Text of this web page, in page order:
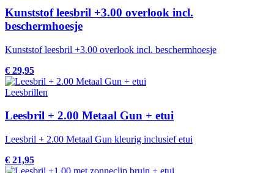
Kunststof leesbril +3.00 overlook incl.
beschermhoesje
Kunststof leesbril +3.00 overlook incl. beschermhoesje
€ 29,95
Leesbrillen
Leesbril + 2.00 Metaal Gun + etui
Leesbril + 2.00 Metaal Gun kleurig inclusief etui
€ 21,95